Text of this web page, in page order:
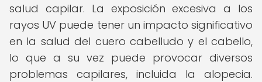
salud capilar. La exposición excesiva a los
rayos UV puede tener un impacto significativo
en la salud del cuero cabelludo y el cabello,
lo que a su vez puede provocar diversos
problemas capilares, incluida la alopecia.